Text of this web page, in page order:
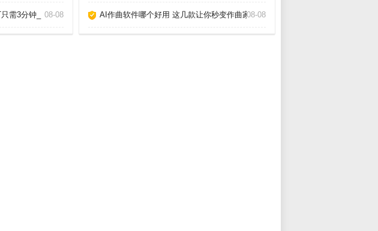
需3分钟_ 08-08 AI作曲软件哪个好用 这几款让你秒变作曲家_08-08